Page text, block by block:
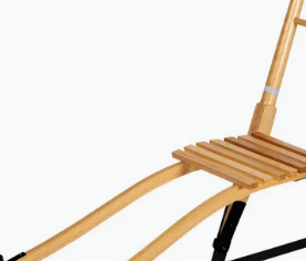
Nettlager:Bestillingsvare
Klikk & Hent
3 090
Klikk &